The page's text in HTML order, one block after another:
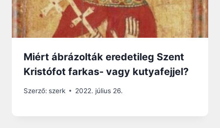
Miért ábrázolták eredetileg Szent
Kristófot farkas- vagy kutyafejjel?
Szerző: szerk 2022. július 26.